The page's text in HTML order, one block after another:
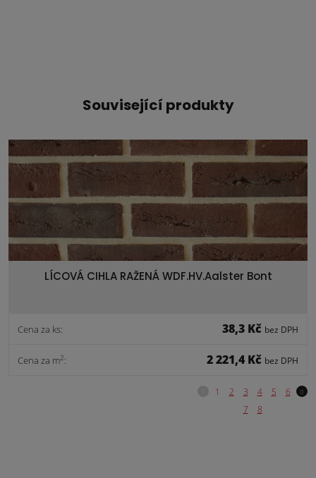
Související produkty
LÍCOVÁ CIHLA RAŽENÁ WDF.HV.Aalster Bont
Cena za ks: 38,3 Kč bez DPH
Cena za m2: 2 221,4 Kč bez DPH